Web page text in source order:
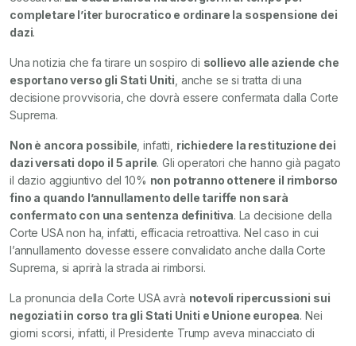
completare l’iter burocratico e ordinare la sospensione dei
dazi.
Una notizia che fa tirare un sospiro di sollievo alle aziende che
esportano verso gli Stati Uniti , anche se si tratta di una
decisione provvisoria, che dovrà essere confermata dalla Corte
Suprema.
Non è ancora possibile , infatti, richiedere la restituzione dei
dazi versati dopo il 5 aprile. Gli operatori che hanno già pagato
il dazio aggiuntivo del 10% non potranno ottenere il rimborso
fino a quando l’annullamento delle tariffe non sarà
confermato con una sentenza definitiva. La decisione della
Corte USA non ha, infatti, efficacia retroattiva. Nel caso in cui
l’annullamento dovesse essere convalidato anche dalla Corte
Suprema, si aprirà la strada ai rimborsi.
La pronuncia della Corte USA avrà notevoli ripercussioni sui
negoziati in corso tra gli Stati Uniti e Unione europea. Nei
giorni scorsi, infatti, il Presidente Trump aveva minacciato di